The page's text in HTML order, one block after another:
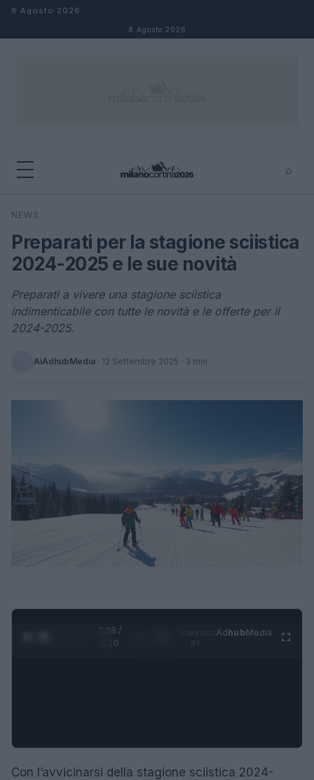
Salta al contenuto
8 Agosto 2026
8 Agosto 2026
⌕
Cerca
NEWS
Preparati per la stagione sciistica
2024-2025 e le sue novità
Preparati a vivere una stagione sciistica
indimenticabile con tutte le novità e le offerte per il
2024-2025.
AiAdhubMedia · 12 Settembre 2025 · 3 min
0:29 /
1:20
AdhubMedia
Con l’avvicinarsi della stagione sciistica 2024-